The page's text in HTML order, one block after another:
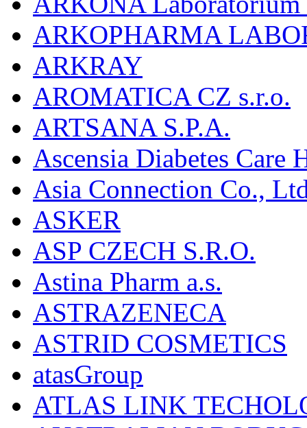
ARKOPHARMA
ARKRAY
AROMATICA CZ s.r.o.
ARTSANA S.P.A.
Ascensia Diabetes Care
Asia Connection Co.,
ASKER
ASP CZECH S.R.O.
Astina Pharm a.s.
ASTRAZENECA
ASTRID COSMETICS
atasGroup
ATLAS LINK